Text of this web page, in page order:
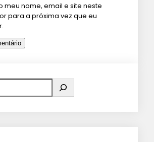
meu nome, email e site neste
para a próxima vez que eu